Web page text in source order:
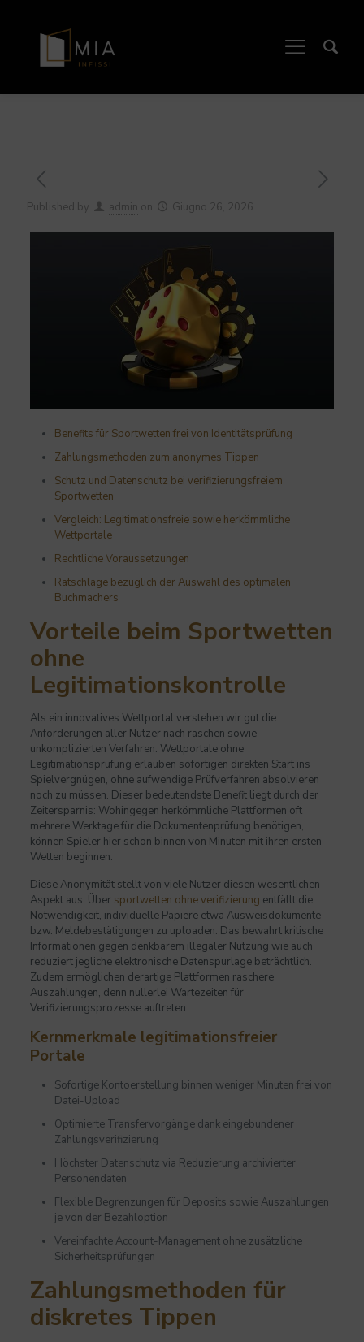
Published by admin on Giugno 26, 2026
Benefits für Sportwetten frei von Identitätsprüfung
Zahlungsmethoden zum anonymes Tippen
Schutz und Datenschutz bei verifizierungsfreiem
Sportwetten
Vergleich: Legitimationsfreie sowie herkömmliche
Wettportale
Rechtliche Voraussetzungen
Ratschläge bezüglich der Auswahl des optimalen
Buchmachers
Vorteile beim Sportwetten
ohne
Legitimationskontrolle
Als ein innovatives Wettportal verstehen wir gut die
Anforderungen aller Nutzer nach raschen sowie
unkomplizierten Verfahren. Wettportale ohne
Legitimationsprüfung erlauben sofortigen direkten Start ins
Spielvergnügen, ohne aufwendige Prüfverfahren absolvieren
noch zu müssen. Dieser bedeutendste Benefit liegt durch der
Zeitersparnis: Wohingegen herkömmliche Plattformen oft
mehrere Werktage für die Dokumentenprüfung benötigen,
können Spieler hier schon binnen von Minuten mit ihren ersten
Wetten beginnen.
Diese Anonymität stellt von viele Nutzer diesen wesentlichen
Aspekt aus. Über sportwetten ohne verifizierung entfällt die
Notwendigkeit, individuelle Papiere etwa Ausweisdokumente
bzw. Meldebestätigungen zu uploaden. Das bewahrt kritische
Informationen gegen denkbarem illegaler Nutzung wie auch
reduziert jegliche elektronische Datenspurlage beträchtlich.
Zudem ermöglichen derartige Plattformen raschere
Auszahlungen, denn nullerlei Wartezeiten für
Verifizierungsprozesse auftreten.
Kernmerkmale legitimationsfreier
Portale
Sofortige Kontoerstellung binnen weniger Minuten frei von
Datei-Upload
Optimierte Transfervorgänge dank eingebundener
Zahlungsverifizierung
Höchster Datenschutz via Reduzierung archivierter
Personendaten
Flexible Begrenzungen für Deposits sowie Auszahlungen
je von der Bezahloption
Vereinfachte Account-Management ohne zusätzliche
Sicherheitsprüfungen
Zahlungsmethoden für
diskretes Tippen